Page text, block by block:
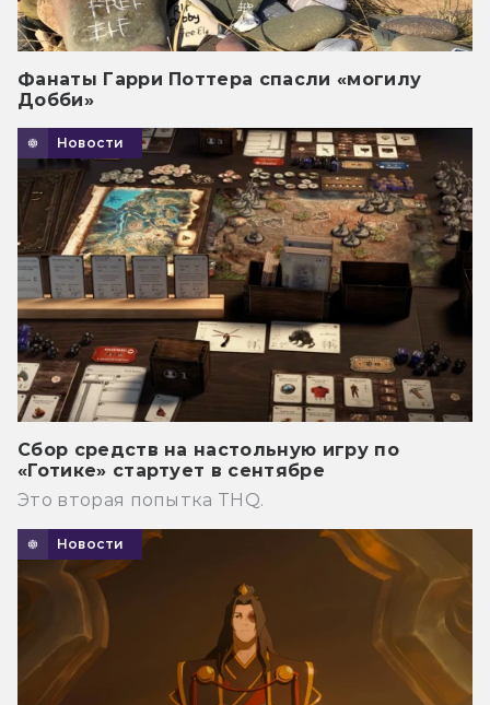
Фанаты Гарри Поттера спасли «могилу
Добби»
Новости
Сбор средств на настольную игру по
«Готике» стартует в сентябре
Это вторая попытка THQ.
Новости